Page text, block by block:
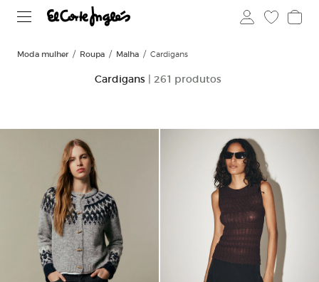
Moda mulher Roupa Malha Cardigans
Cardigans | 261 produtos